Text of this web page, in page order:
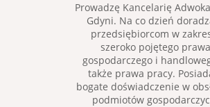
Prowadzę Kancelarię
Gdyni. Na co dzień
przedsiębiorcom w
szeroko pojętego prawa
gospodarczego i
także prawa pracy.
bogate doświadczenie w
podmiotów